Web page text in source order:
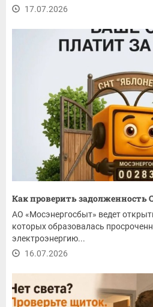
17.07.2026
Как проверить задолженность
АО «Мосэнергосбыт» ведет
которых образовалась
электроэнергию...
16.07.2026